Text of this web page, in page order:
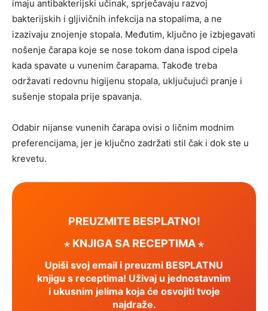
imaju antibakterijski učinak, sprječavaju razvoj
bakterijskih i gljivičnih infekcija na stopalima, a ne
izazivaju znojenje stopala. Međutim, ključno je izbjegavati
nošenje čarapa koje se nose tokom dana ispod cipela
kada spavate u vunenim čarapama. Takođe treba
održavati redovnu higijenu stopala, uključujući pranje i
sušenje stopala prije spavanja.
Odabir nijanse vunenih čarapa ovisi o ličnim modnim
preferencijama, jer je ključno zadržati stil čak i dok ste u
krevetu.
PREUZMITE BESPLATNO!
⋆ KNJIGA SA RECEPTIMA ⋆
Upiši svoj email i preuzmi BESPLATNU
knjigu s receptima! Uživaj u jednostavnim
i ukusnim jelima koja će osvojiti tvoje
najdraže.